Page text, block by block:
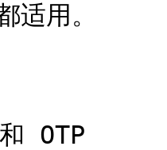
适用。
OTP